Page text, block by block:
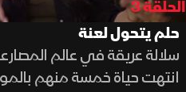
الحلقة 3
حلم يتحول لعنة
سلالة عريقة في عالم
انتهت حياة خمسة منهم